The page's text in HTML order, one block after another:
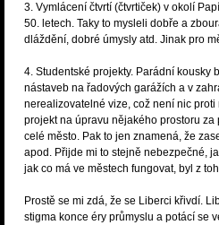
3. Vymlácení čtvrtí (čtvrtiček) v okolí
50. letech. Taky to mysleli dobře a
dláždění, dobré úmysly atd. Jinak pro
4. Studentské projekty. Parádní kousky
nástaveb na řadových garážích a v
nerealizovatelné vize, což není nic
projekt na úpravu nějakého prostoru
celé město. Pak to jen znamená, že
apod. Přijde mi to stejně nebezpečné,
jak co má ve městech fungovat, byl z
Prostě se mi zdá, že se Liberci křivdí.
stigma konce éry průmyslu a potácí se